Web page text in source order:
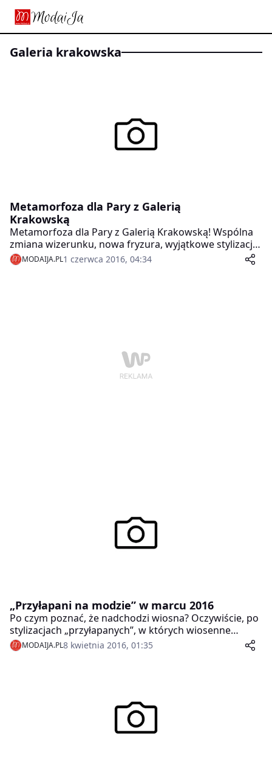
galeria krakowska
Metamorfoza dla Pary z Galerią
Krakowską
Metamorfoza dla Pary z Galerią Krakowską! Wspólna
zmiana wizerunku, nowa fryzura, wyjątkowe stylizacje
oraz profesjonalna sesja zdjęciowa – to wszystko jest
na wyciągnięcie ręki dla każdej pary dzięki konkursowi
MODAIJA.PL1 czerwca 2016, 04:34
„Przyłapani na modzie” w marcu 2016
Po czym poznać, że nadchodzi wiosna? Oczywiście, po
stylizacjach „przyłapanych”, w których wiosenne
akcenty zagościły już na dobre. 30 osób,
prezentujących swój oryginalny i niepowtarzalny styl
MODAIJA.PL8 kwietnia 2016, 01:35